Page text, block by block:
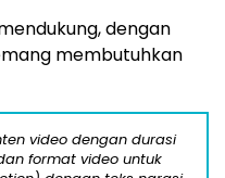
dengan
membutuhkan
video dengan durasi
format video untuk